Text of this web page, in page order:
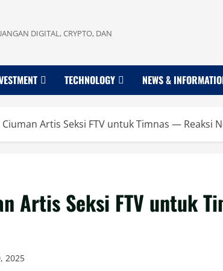
DIGITAL, CRYPTO, DAN
TECHNOLOGY NEWS &
Ciuman Artis Seksi FTV untuk Timnas — Reaksi
Artis Seksi FTV untuk
2025